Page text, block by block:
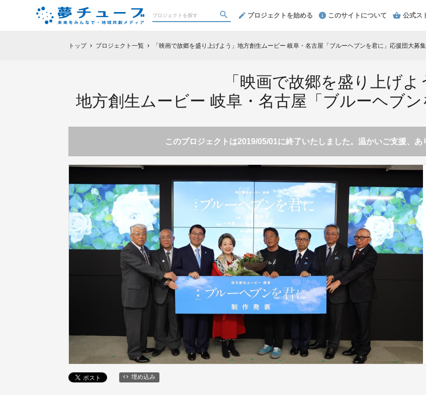
プロジェクトを始める このサイトについて 公式ス
トップ chevron_right プロジェクト一覧 chevron_right 「映画で故郷を盛り上げよう」地方創生ムービー 岐阜・名古屋「ブルーヘブンを君に」応援団大募集
「映画で故郷を盛り上げよ
地方創生ムービー 岐阜・名古屋「ブルーヘブン
このプロジェクトは2019/05/01に終了いたしました。温かいご支援、あ
埋め込み